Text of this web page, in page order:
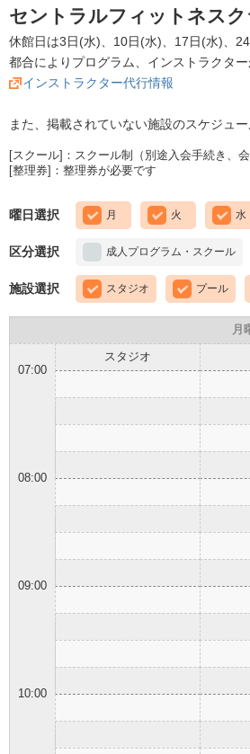
セントラルフィットネス
休館日は3日(水)、10日(水)、17日(水)、24
都合によりプログラム、インストラクタ
インストラクター代行情報
また、掲載されていない施設のスケジュ
[スクール]：スクール制（別途入会手続き、
[整理券]：整理券が必要です
曜日選択 月 火 水
区分選択 成人プログラム・スクール
施設選択 スタジオ プール
月
スタジオ
07:00
08:00
09:00
10:00